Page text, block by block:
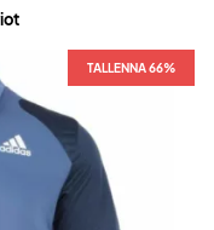
TALLENNA 66%
TALLENNA 66%